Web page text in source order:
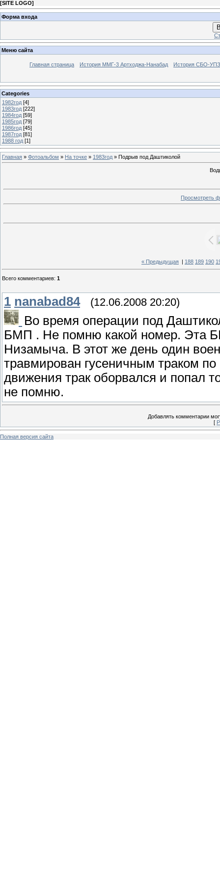
[SITE LOGO]
Форма входа
Меню сайта
Главная страница История ММГ-3 Артходжа-Нанабад История СБО-УПЗ
Categories
1982год [4]
1983год [222]
1984год [59]
1985год [79]
1986год [45]
1987год [81]
1988 год [1]
Главная » Фотоальбом » На точке » 1983год » Подрыв под Даштиколой
Просмотреть
« Предыдущая 188 189 190
Всего комментариев: 1
1 nanabad84 (12.06.2008 20:20)
Во время операции под
БМП . Не помню какой номер. Эта
Низамыча. В этот же день один
травмирован гусеничным траком
движения трак оборвался и попал
не помню.
Добавлять комментарии
[
Полная версия сайта